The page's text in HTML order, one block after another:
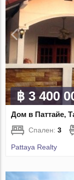
฿ 3 400
Дом в Паттайе,
Спален:3
Pattaya Realty